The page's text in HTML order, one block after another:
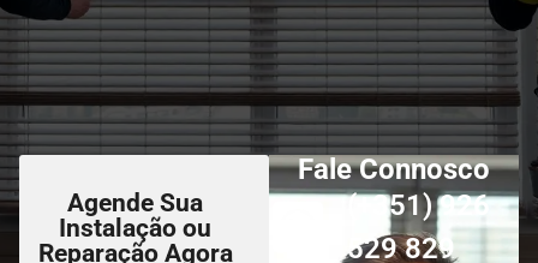
Agende Sua
Instalação ou
Reparação Agora
Fale Connosco
(+351) 926
529 829